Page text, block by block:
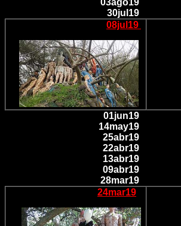
03ago19
30jul19
08jul 19
01jun19
14may19
25abr19
22abr19
13abr19
09abr19
28mar19
24mar19